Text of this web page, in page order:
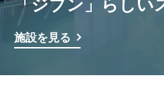
「ジブン」らしい
施設を見る